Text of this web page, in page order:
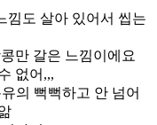
낌도 살아 있어서 씹는
만 갈은 느낌이에요
없어,,,
의 뻑뻑하고 안 넘어